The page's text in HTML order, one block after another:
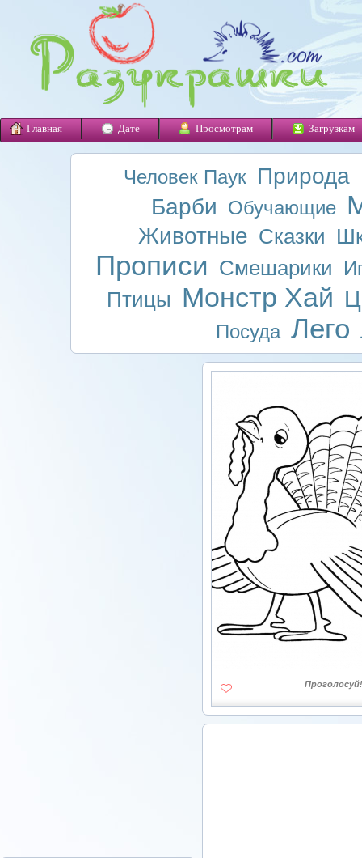
Главная Дате Просмотрам Загрузкам
Человек Паук Природа
Барби Обучающие
Животные Сказки
Прописи Смешарики
Птицы Монстр Хай
Посуда Лего
Проголосуй!